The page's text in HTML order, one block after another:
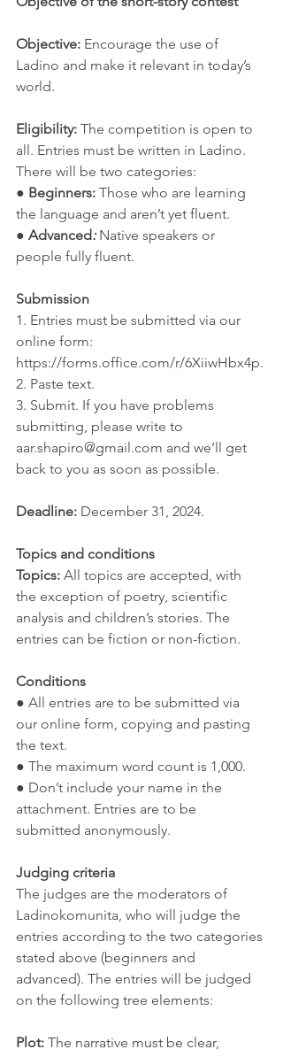
Objective: Encourage the use of
Ladino and make it relevant in today’s
world.
Eligibility: The competition is open to
all. Entries must be written in Ladino.
There will be two categories:
● Beginners: Those who are learning
the language and aren’t yet fluent.
● Advanced: Native speakers or
people fully fluent.
Submission
1. Entries must be submitted via our
online form:
https://forms.office.com/r/6XiiwHbx4p.
2. Paste text.
3. Submit. If you have problems
submitting, please write to
aar.shapiro@gmail.com and we’ll get
back to you as soon as possible.
Deadline: December 31, 2024.
Topics and conditions
Topics: All topics are accepted, with
the exception of poetry, scientific
analysis and children’s stories. The
entries can be fiction or non-fiction.
Conditions
● All entries are to be submitted via
our online form, copying and pasting
the text.
● The maximum word count is 1,000.
● Don’t include your name in the
attachment. Entries are to be
submitted anonymously.
Judging criteria
The judges are the moderators of
Ladinokomunita, who will judge the
entries according to the two categories
stated above (beginners and
advanced). The entries will be judged
on the following tree elements:
Plot: The narrative must be clear,